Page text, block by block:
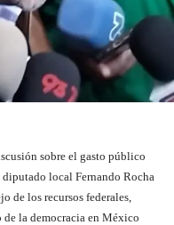
sobre el gasto público
local Fernando Rocha
de los recursos federales,
de la democracia en México